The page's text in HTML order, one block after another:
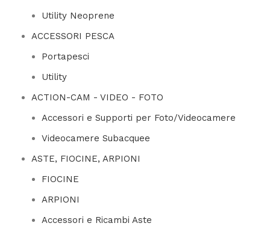
Utility Neoprene
ACCESSORI PESCA
Portapesci
Utility
ACTION-CAM - VIDEO - FOTO
Accessori e Supporti per Foto/Videocamere
Videocamere Subacquee
ASTE, FIOCINE, ARPIONI
FIOCINE
ARPIONI
Accessori e Ricambi Aste